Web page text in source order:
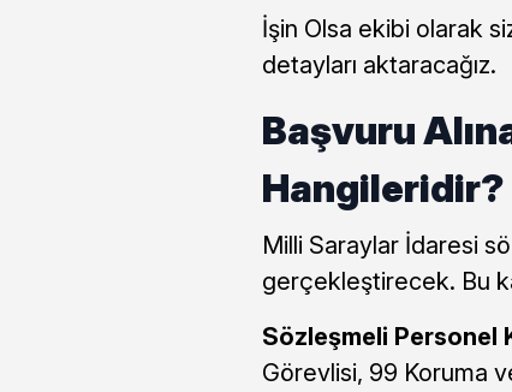
İşin Olsa ekibi olarak
detayları aktaracağız.
Başvuru
Hangileridir?
Milli Saraylar İdaresi
gerçekleştirecek. Bu
Sözleşmeli Personel
Görevlisi, 99 Koruma